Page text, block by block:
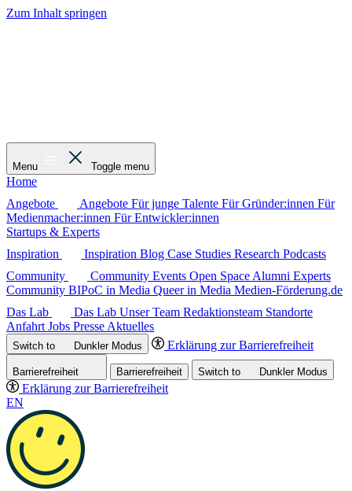
Zum Inhalt springen
Menu Toggle menu
Home
Angebote
Angebote Für junge Talente Für Gründer:innen Für
Medienmacher:innen Für Entwickler:innen
Startups & Experts
Inspiration
Inspiration Blog Case Studies Research Podcasts
Community
Community Events Open Space Alumni Experts
Community BIPoC in Media Queer in Media Medien-Förderung.de
Das Lab
Das Lab Unser Team Redaktionsteam Standorte
Anfahrt Jobs Presse Aktuelles
Switch to DunklerModus Erklärung zur Barrierefreiheit
Barrierefreiheit Barrierefreiheit Switch to DunklerModus
Erklärung zur Barrierefreiheit
EN